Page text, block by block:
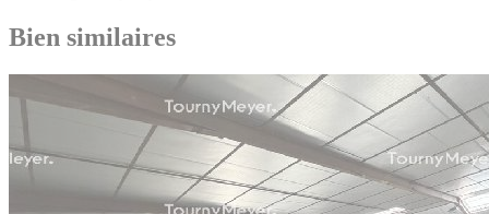
Bien similaires